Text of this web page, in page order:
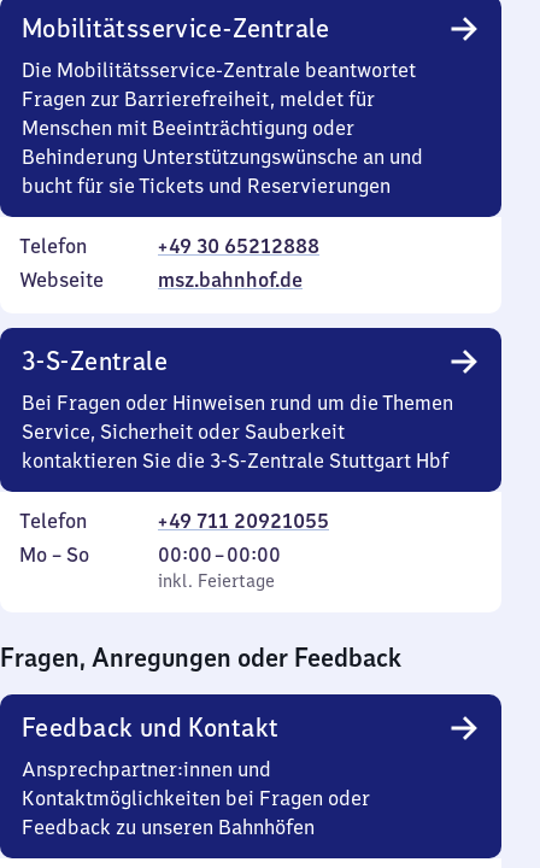
Mobilitätsservice-Zentrale
Die Mobilitätsservice-Zentrale beantwortet
Fragen zur Barrierefreiheit, meldet für
Menschen mit Beeinträchtigung oder
Behinderung Unterstützungswünsche an und
bucht für sie Tickets und Reservierungen
Telefon
+49 30 65212888
Webseite
msz.bahnhof.de
3-S-Zentrale
Bei Fragen oder Hinweisen rund um die Themen
Service, Sicherheit oder Sauberkeit
kontaktieren Sie die 3-S-Zentrale Stuttgart Hbf
Telefon
+49 711 20921055
Montag
Mo – So,
inkl. Feiertage
00:00–00:00
Von
0
0
Uhr
inkl. Feiertage
Fragen, Anregungen oder Feedback
Feedback und Kontakt
Ansprechpartner:innen und
Kontaktmöglichkeiten bei Fragen oder
Feedback zu unseren Bahnhöfen